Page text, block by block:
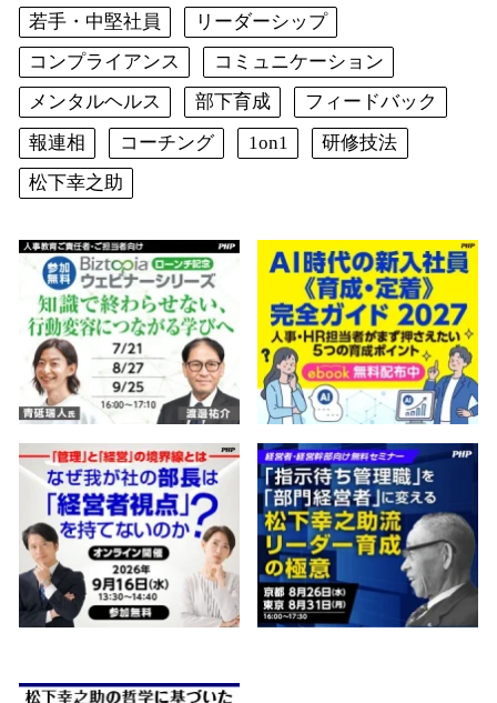
若手・中堅社員
リーダーシップ
コンプライアンス
コミュニケーション
メンタルヘルス
部下育成
フィードバック
報連相
コーチング 1on1
研修技法
松下幸之助